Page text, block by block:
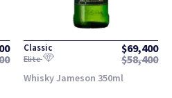
Classic $69,400
Elite $58,400
Whisky Jameson 350ml